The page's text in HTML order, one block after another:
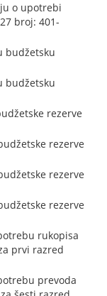
o upotrebi
broj: 401-
budžetsku
budžetsku
rezerve
rezerve
rezerve
rezerve
rukopisa
prvi razred
prevoda